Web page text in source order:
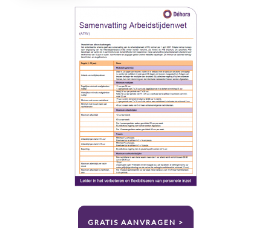
DEFINITIE
VAN
EEN
PAUZE
IN
DE
ATW?
GRATIS AANVRAGEN >